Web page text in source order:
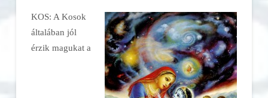
KOS: A Kosok
általában jól
érzik magukat a